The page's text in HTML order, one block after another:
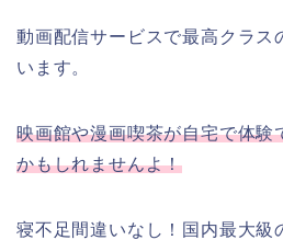
動画配信サービスで最高クラス
います。
映画館や漫画喫茶が自宅で体験
かもしれませんよ！
寝不足間違いなし！国内最大級